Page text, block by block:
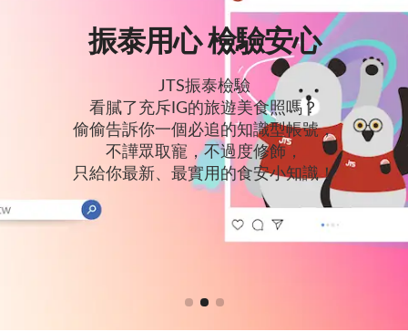
振泰用心 檢驗安心
JTS振泰檢驗
看膩了充斥IG的旅遊美食照嗎？
偷偷告訴你一個必追的知識型帳號，
不譁眾取寵，不過度修飾，
只給你最新、最實用的食安小知識！